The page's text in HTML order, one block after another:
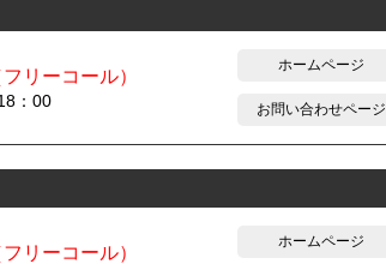
フリーコール）
：00
ホームページ
お問い合わせページ
フリーコール）
ホームページ